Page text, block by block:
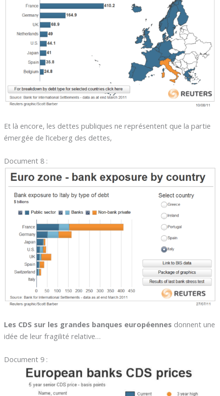
Et là encore, les dettes publiques ne représentent que la partie
émergée de l’iceberg des dettes,
Document 8 :
Les CDS sur les grandes banques européennes donnent une
idée de leur fragilité relative…
Document 9 :